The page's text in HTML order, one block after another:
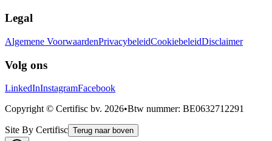
Legal
Algemene VoorwaardenPrivacybeleidCookiebeleidDisclaimer
Volg ons
LinkedInInstagramFacebook
Copyright © Certifisc bv. 2026•Btw nummer: BE0632712291
Site By Certifisc Terug naar boven